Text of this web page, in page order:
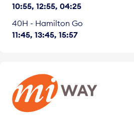
10:55 12:55 04:25
40H - Hamilton Go
11:45 13:45 15:57